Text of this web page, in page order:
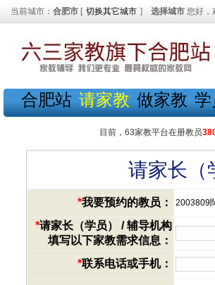
当前城市： 合肥市 [ 切换其它城市 ] 选择城市 您好，
合肥站 请家教 做家教 学
目前，63家教平台在册教员
请家长（
*我要预约的教员： 2003809
*请家长（学员） / 辅导机构
填写以下家教需求信息：
*联系电话或手机：